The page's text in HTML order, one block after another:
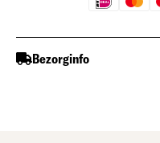
Bezorginfo